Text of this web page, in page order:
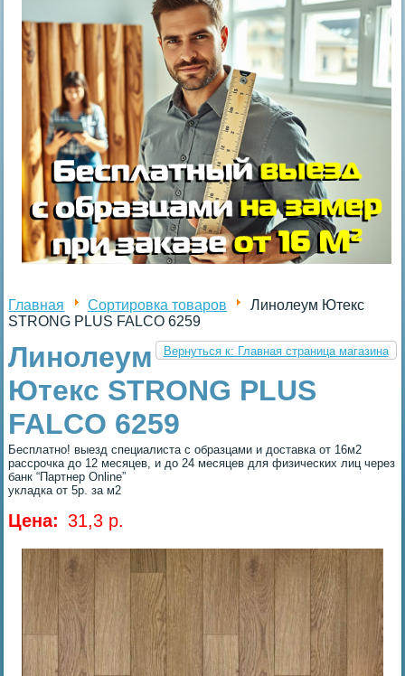
Главная Сортировка товаров
Линолеум Ютекс
STRONG PLUS FALCO 6259
Вернуться к: Главная страница магазина
Линолеум
Ютекс STRONG PLUS
FALCO 6259
Бесплатно! выезд специалиста с образцами и доставка от 16м2
рассрочка до 12 месяцев, и до 24 месяцев для физических лиц через
банк “Партнер Online”
укладка от 5р. за м2
Цена: 31,3 p.